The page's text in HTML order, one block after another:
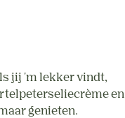
jij 'm lekker vindt,
en
genieten.